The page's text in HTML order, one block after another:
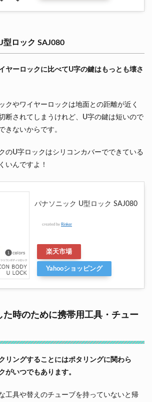
型ロック SAJ080
ヤーロックに比べてU字の鍵はもっとも壊さ
クやワイヤーロックは地面との距離が近く
断されてしまうけれど、U字の鍵は短いので
きないからです。
のU字ロックはシリコンカバーでできている
いんですよ！
パナソニック U型ロック SAJ080
created by Rinker
楽天市場
Yahooショッピング
た時のために携帯用工具・チュー
リングすることにはポタリングに関わら
がいつでもあります。
工具や替えのチューブを持っていないと帰